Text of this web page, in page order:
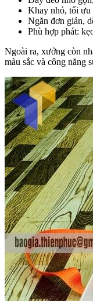
Khay nhỏ, tối ưu
Ngăn đơn giản,
Phù hợp phát:
Ngoài ra, xưởng còn
màu sắc và công năng